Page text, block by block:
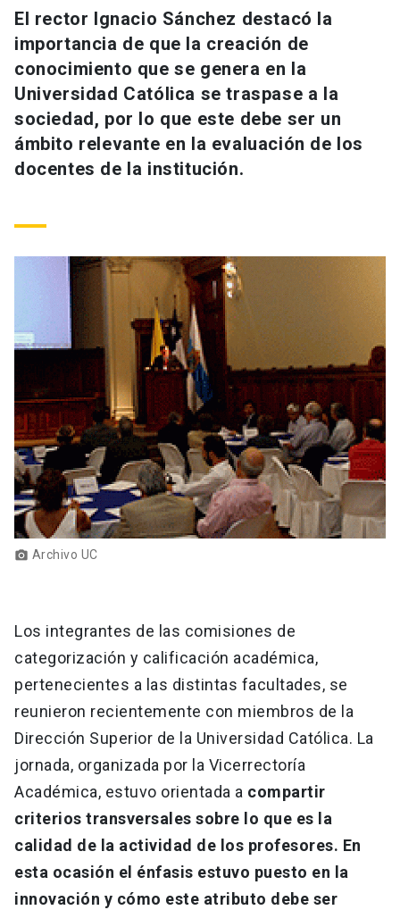
Información para keyboard_arrow_down
Futuros estudiantes
Estudiantes
Académicos
Alumni
Padres y familia
Vecinos launch
Go to english site
ACCESOS DIRECTOS
Admisión launch
Mi Cuenta UC launch
Mi Portal UC launch
Medios Biblioteca launch
Donaciones launch
El rector Ignacio Sánchez destacó la
importancia de que la creación de
conocimiento que se genera en la
Universidad Católica se traspase a la
sociedad, por lo que este debe ser un
ámbito relevante en la evaluación de los
docentes de la institución.
photo_camera Archivo UC
Los integrantes de las comisiones de
categorización y calificación académica,
pertenecientes a las distintas facultades, se
reunieron recientemente con miembros de la
Dirección Superior de la Universidad Católica. La
jornada, organizada por la Vicerrectoría
Académica, estuvo orientada a compartir
criterios transversales sobre lo que es la
calidad de la actividad de los profesores. En
esta ocasión el énfasis estuvo puesto en la
innovación y cómo este atributo debe ser